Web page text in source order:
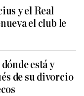
y el Real
el club le
está y
de su divorcio